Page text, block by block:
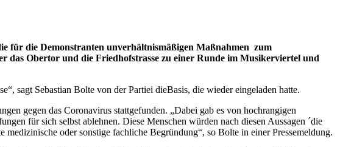
für die Demonstranten unverhältnismäßigen Maßnahmen zum
das Obertor und die Friedhofstrasse zu einer Runde im Musikerviertel und
sagt Sebastian Bolte von der Partiei dieBasis, die wieder eingeladen hatte.
gegen das Coronavirus stattgefunden. „Dabei gab es von hochrangigen
für sich selbst ablehnen. Diese Menschen würden nach diesen Aussagen ´die
oder sonstige fachliche Begründung“, so Bolte in einer Pressemeldung.